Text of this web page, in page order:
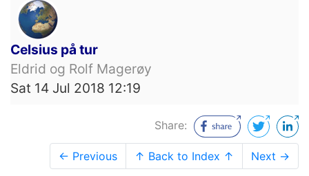
Celsius på tur
Eldrid og Rolf Magerøy
Sat 14 Jul 2018 12:19
Share:
← Previous ↑ Back to Index ↑ Next →